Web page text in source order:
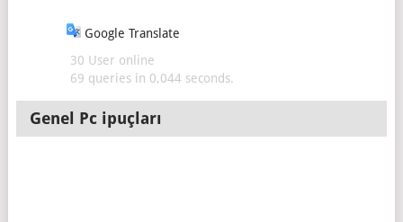
Google Translate
30 User online
69 queries in 0,044 seconds.
Genel Pc ipuçları